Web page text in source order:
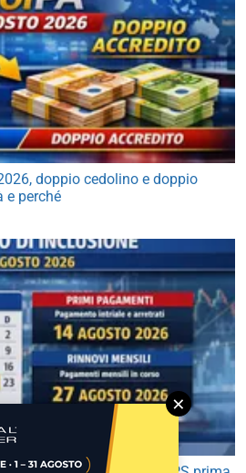
doppio cedolino e doppio
e perché
×